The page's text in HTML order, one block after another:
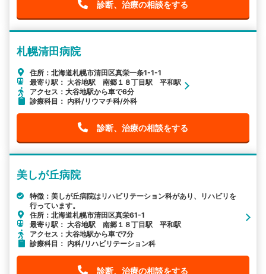
診断、治療の相談をする
札幌清田病院
住所：北海道札幌市清田区真栄一条1-1-1
最寄り駅： 大谷地駅 南郷１８丁目駅 平和駅
アクセス：大谷地駅から車で6分
診療科目： 内科/リウマチ科/外科
診断、治療の相談をする
美しが丘病院
特徴：美しが丘病院はリハビリテーション科があり、リハビリを
行っています。
住所：北海道札幌市清田区真栄61-1
最寄り駅： 大谷地駅 南郷１８丁目駅 平和駅
アクセス：大谷地駅から車で7分
診療科目： 内科/リハビリテーション科
診断、治療の相談をする